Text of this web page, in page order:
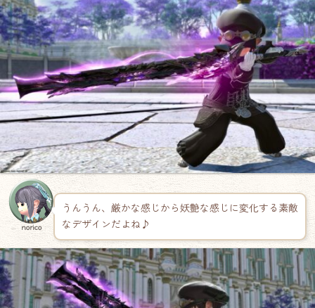
norico
うんうん、厳かな感じから妖艶な感じに変化する素敵
なデザインだよね♪